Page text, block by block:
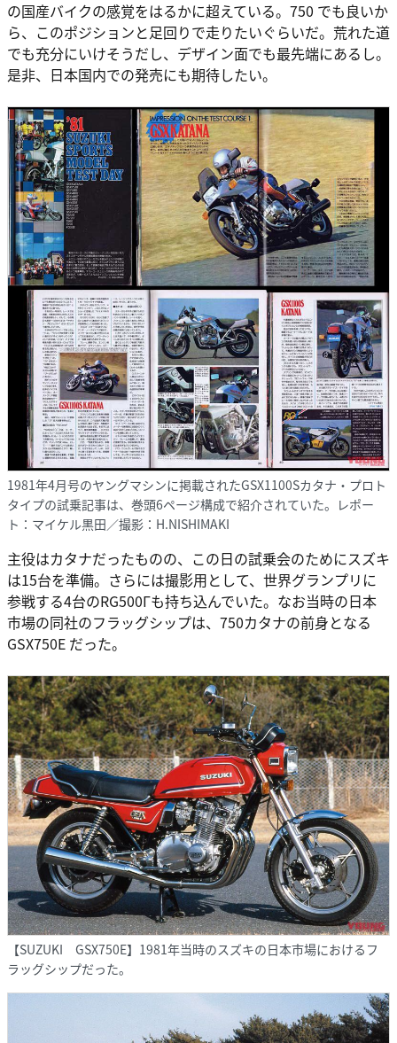
の国産バイクの感覚をはるかに超えている。750 でも良いか
ら、このポジションと足回りで走りたいぐらいだ。荒れた道
でも充分にいけそうだし、デザイン面でも最先端にあるし。
是非、日本国内での発売にも期待したい。
1981年4月号のヤングマシンに掲載されたGSX1100Sカタナ・プロト
タイプの試乗記事は、巻頭6ページ構成で紹介されていた。レポー
ト：マイケル黒田／撮影：H.NISHIMAKI
主役はカタナだったものの、この日の試乗会のためにスズキ
は15台を準備。さらには撮影用として、世界グランプリに
参戦する4台のRG500Γも持ち込んでいた。なお当時の日本
市場の同社のフラッグシップは、750カタナの前身となる
GSX750E だった。
【SUZUKI GSX750E】1981年当時のスズキの日本市場におけるフ
ラッグシップだった。